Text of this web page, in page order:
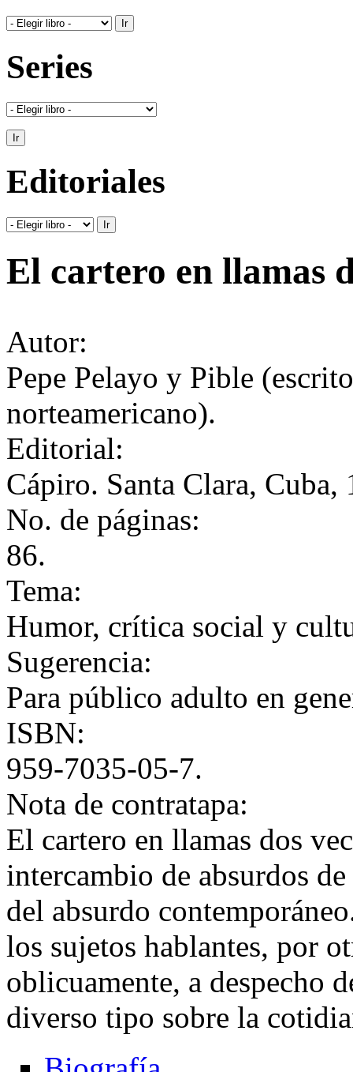
Series
Editoriales
El cartero en llamas
Autor:
Pepe Pelayo y Pible
norteamericano).
Editorial:
Cápiro. Santa Clara, Cuba,
No. de páginas:
86.
Tema:
Humor, crítica social y
Sugerencia:
Para público adulto en
ISBN:
959-7035-05-7.
Nota de contratapa:
El cartero en llamas dos
intercambio de absurdos
del absurdo
los sujetos hablantes, por
oblicuamente, a despecho
diverso tipo sobre la